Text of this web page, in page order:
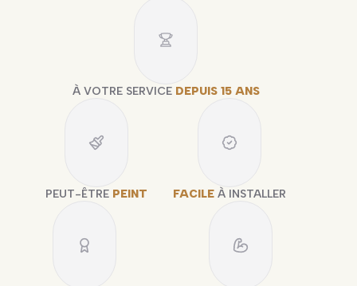
À VOTRE SERVICE DEPUIS 15 ANS
PEUT-ÊTRE PEINT FACILE À INSTALLER